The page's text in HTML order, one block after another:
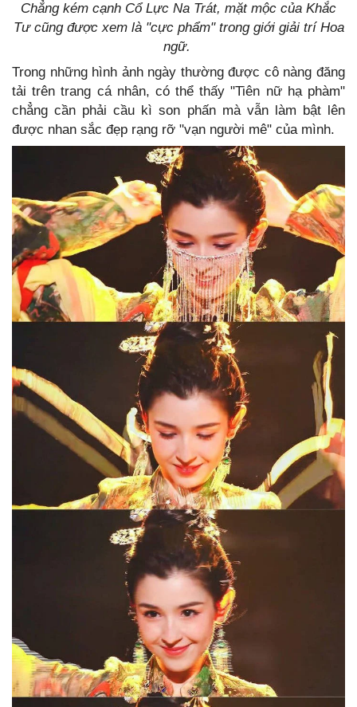
Chẳng kém cạnh Cổ Lực Na Trát, mặt mộc của Khắc
Tư cũng được xem là "cực phẩm" trong giới giải trí Hoa
ngữ.
Trong những hình ảnh ngày thường được cô nàng đăng
tải trên trang cá nhân, có thể thấy "Tiên nữ hạ phàm"
chẳng cần phải cầu kì son phấn mà vẫn làm bật lên
được nhan sắc đẹp rạng rỡ "vạn người mê" của mình.